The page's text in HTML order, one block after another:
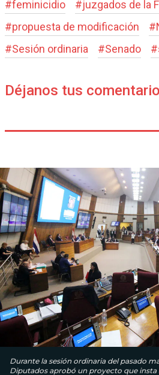
#feminicidio #juzgados de la
#propuesta de modificación #
#Sesión ordinaria #Senado #
Déjanos tus
Durante la sesión ordinaria del pasado
Diputados aprobó un proyecto que insta